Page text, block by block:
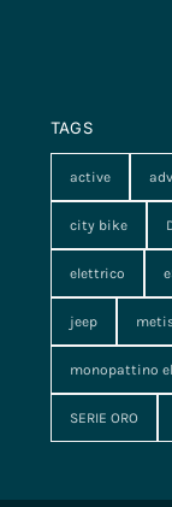
TAGS
active
city bike
elettrico
jeep
monopattino
SERIE ORO